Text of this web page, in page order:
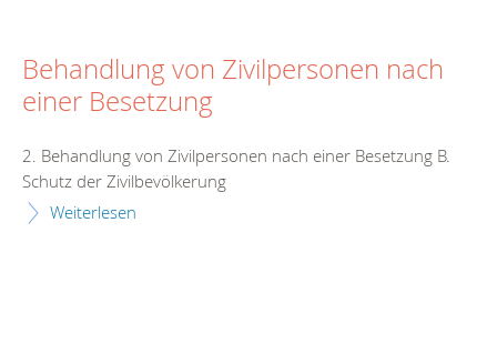
Behandlung von Zivilpersonen nach
einer Besetzung
2. Behandlung von Zivilpersonen nach einer Besetzung B.
Schutz der Zivilbevölkerung
Weiterlesen